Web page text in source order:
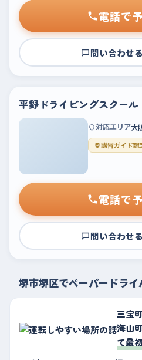
電話で
問い合わせる
平野ドライビングスクール
対応エリア大
講習ガイド認
電話で
問い合わせる
堺市堺区でペーパードラ
三宝
海山
て最